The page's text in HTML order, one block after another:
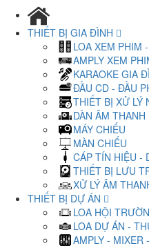
THIẾT BỊ GIA ĐÌNH
LOA XEM PHIM
AMPLY XEM
KARAOKE GIA
ĐẦU CD - ĐẦU
THIẾT BỊ XỬ LÝ
DÀN ÂM
MÁY CHIẾU
MÀN CHIẾU
CÁP TÍN HIỆU -
THIẾT BỊ LƯU
XỬ LÝ ÂM
THIẾT BỊ DỰ ÁN
LOA HỘI
LOA DỰ ÁN -
AMPLY - MIXER